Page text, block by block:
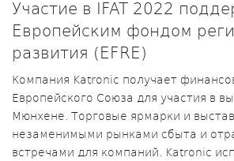
Участие в IFAT 2022
Европейским фондом
развития (EFRE)
Компания Katronic получает
Европейского Союза для участия в
Мюнхене. Торговые ярмарки и
незаменимыми рынками сбыта и
встречами для компаний. Katronic